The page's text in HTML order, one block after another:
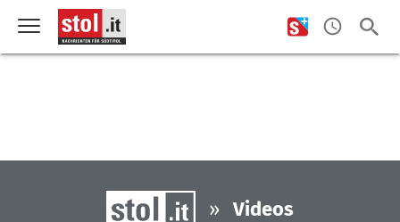
» Videos